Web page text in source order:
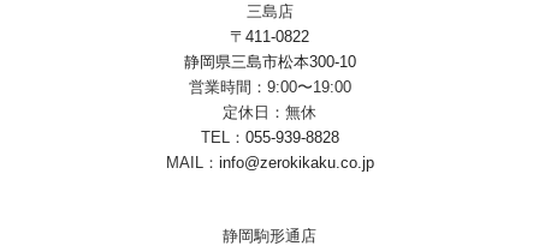
三島店
〒411-0822
静岡県三島市松本300-10
営業時間：9:00〜19:00
定休日：無休
TEL： 055-939-8828
MAIL： info@zerokikaku.co.jp
静岡駒形通店